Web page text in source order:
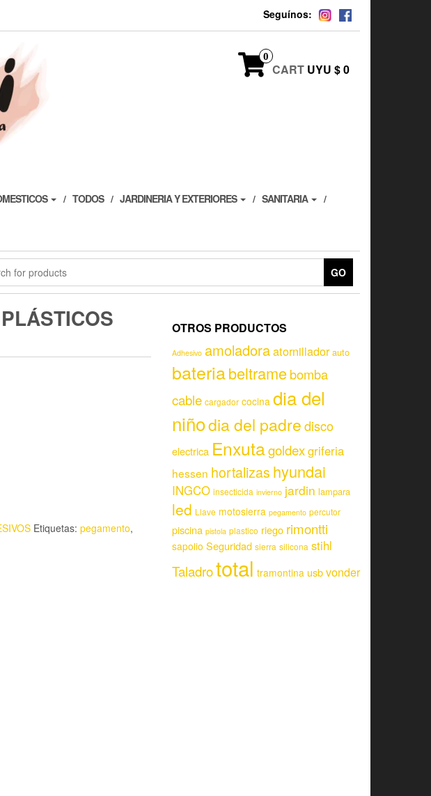
Seguínos:
0
CART UYU $ 0
TODOS JARDINERIA Y EXTERIORES SANITARIA
GO
Etiquetas: pegamento,
OTROS PRODUCTOS
Adhesivo amoladoraatornillador auto
bateriabeltramebomba
cable cargador cocina dia del
niñodia del padredisco
electrica Enxutagoldexgriferia
hessen hortalizas hyundai
INGCO insecticida invierno jardin lampara
led Llave motosierra pegamento percutor
piscina pistola plastico riego rimontti
sapolio Seguridad sierra silicona stihl
Taladrototal tramontina usbvonder